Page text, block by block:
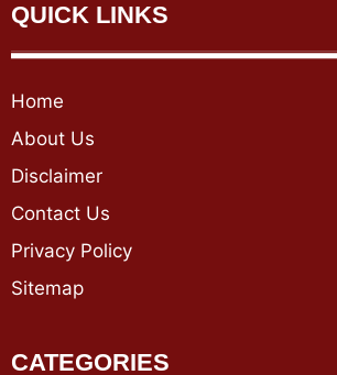
QUICK LINKS
Home
About Us
Disclaimer
Contact Us
Privacy Policy
Sitemap
CATEGORIES